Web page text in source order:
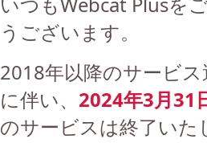
うございます。
2018年以降のサービ
に伴い、 2024年3月31
のサービスは終了いた